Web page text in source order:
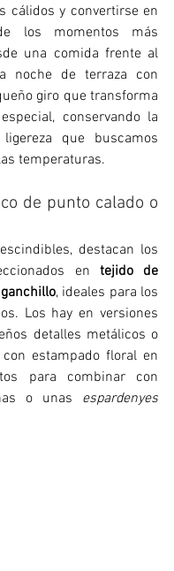
cálidos y convertirse en
los momentos más
una comida frente al
noche de terraza con
giro que transforma
conservando la
que buscamos
temperaturas.
de punto calado o
destacan los
en tejido de
, ideales para los
Los hay en versiones
detalles metálicos o
estampado floral en
para combinar con
o unas